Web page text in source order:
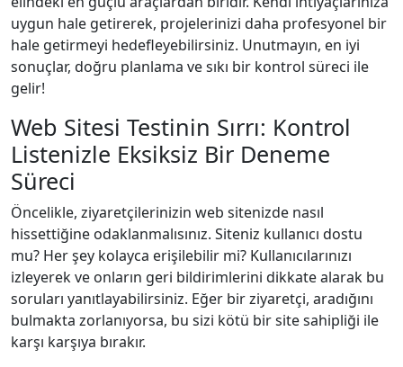
uygun hale getirerek, projelerinizi daha profesyonel bir
hale getirmeyi hedefleyebilirsiniz. Unutmayın, en iyi
sonuçlar, doğru planlama ve sıkı bir kontrol süreci ile
gelir!
Web Sitesi Testinin Sırrı: Kontrol
Listenizle Eksiksiz Bir Deneme
Süreci
Öncelikle, ziyaretçilerinizin web sitenizde nasıl
hissettiğine odaklanmalısınız. Siteniz kullanıcı dostu
mu? Her şey kolayca erişilebilir mi? Kullanıcılarınızı
izleyerek ve onların geri bildirimlerini dikkate alarak bu
soruları yanıtlayabilirsiniz. Eğer bir ziyaretçi, aradığını
bulmakta zorlanıyorsa, bu sizi kötü bir site sahipliği ile
karşı karşıya bırakır.